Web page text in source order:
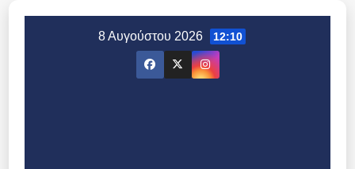
8 Αυγούστου 2026 12:10